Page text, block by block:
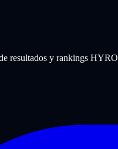
resultados y rankings